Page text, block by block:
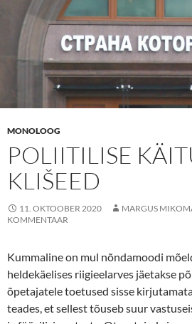
MONOLOOG
POLIITILISE
KLIŠEED
11. OKTOOBER 2020 MARGUS
KOMMENTAAR
Kummaline on mul nõndamoodi
heldekäelises riigieelarves jäetakse
õpetajatele toetused sisse
teades, et sellest tõuseb suur